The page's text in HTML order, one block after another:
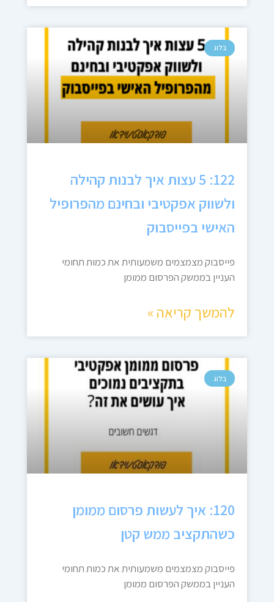
בלוג
122: 5 עצות איך לבנות קהילה
ולשווק אפקטיבי ובחינם מהפרופיל
האישי בפייסבוק
פייסבוק מצמצמים משמעותית את כמות תחומי
העניין בממשק הפרסום ממומן
להמשך קריאה »
בלוג
120: איך לעשות פרסום ממומן
כשהתקציב ממש קטן
פייסבוק מצמצמים משמעותית את כמות תחומי
העניין בממשק הפרסום ממומן